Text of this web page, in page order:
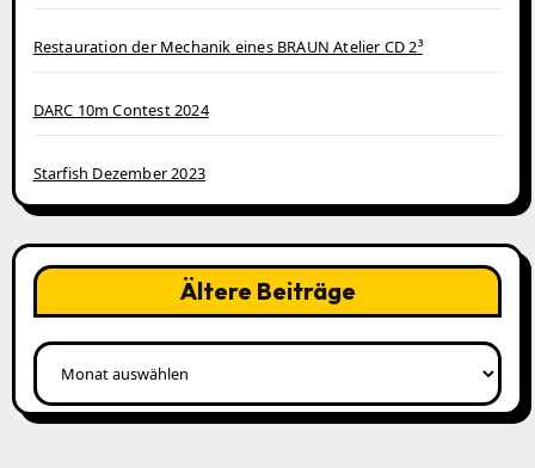
Restauration der Mechanik eines BRAUN Atelier CD 2³
DARC 10m Contest 2024
Starfish Dezember 2023
Ältere Beiträge
Ältere
Beiträge